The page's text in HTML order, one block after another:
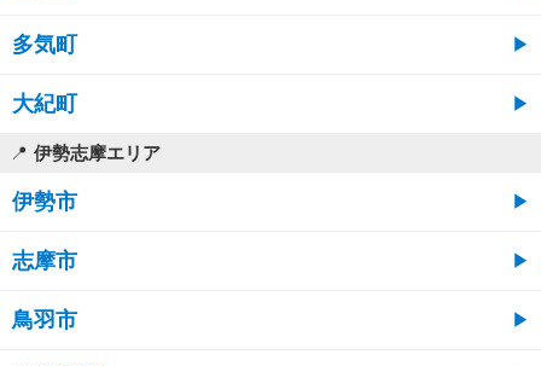
多気町
大紀町
伊勢志摩エリア
伊勢市
志摩市
鳥羽市